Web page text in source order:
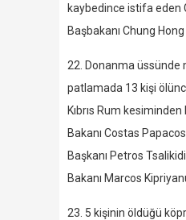
kaybedince istifa eden
Başbakanı Chung
22. Donanma üssünde
patlamada 13 kişi
Kıbrıs Rum
Bakanı Costas
Başkanı Petros
Bakanı Marcos
23. 5 kişinin öldüğü